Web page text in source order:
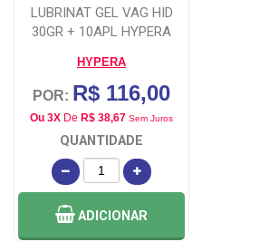
LUBRINAT GEL VAG HID
30GR + 10APL HYPERA
HYPERA
POR: R$ 116,00
Ou 3X De R$ 38,67 Sem Juros
QUANTIDADE
ADICIONAR